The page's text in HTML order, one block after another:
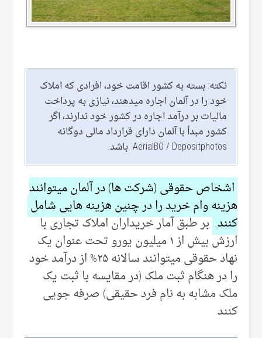
نکته: بسته به کشور اقامت خود، افرادی که املاک
خود را در آلمان اجاره میدهند، نیازی به پرداخت
مالیات بر درآمد اجاره در کشور خود ندارند، اگر
کشور مبدأ با آلمان دارای قرارداد مالی دوگانه
AerialBO / Depositphotos باشد.
اشخاص حقوقی (شرکت ها) در آلمان میتوانند
هزینه وام خرید را در چنین هزینه هایی شامل
کنند.بر طبق آمار خریداران املاک تجاری با
ارزش بیش از ۱ میلیون یورو تحت عنوان یک
نهاد حقوقی میتوانند سالانه ۲۵% از درآمد خود
را در هنگام ثبت ملک (در مقایسه با ثبت یک
ملک مشابه به نام فرد حقیقی) صرفه جویی
کنند.